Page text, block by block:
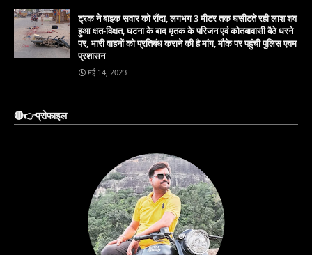
ट्रक ने बाइक सवार को रौंदा, लगभग 3 मीटर तक घसीटते रही लाश शव
हुआ क्षत-विक्षत, घटना के बाद मृतक के परिजन एवं कोतबावासी बैठे धरने
पर, भारी वाहनों को प्रतिबंध कराने की है मांग, मौके पर पहुंची पुलिस एवम
प्रशासन
मई 14, 2023
🔴👉प्रोफाइल